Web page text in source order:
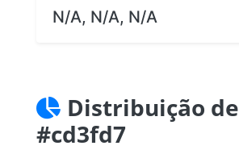
N/A, N/A, N/A
Distribuição de
#cd3fd7